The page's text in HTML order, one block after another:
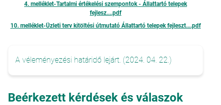
4. melléklet-Tartalmi értékelési szempontok - Állattartó telepek
fejlesz....pdf
10. melléklet-Üzleti terv kitöltési útmutató Állattartó telepek fejleszt....pdf
A véleményezési határidő lejárt. (2024. 04. 22.)
Beérkezett kérdések és válaszok